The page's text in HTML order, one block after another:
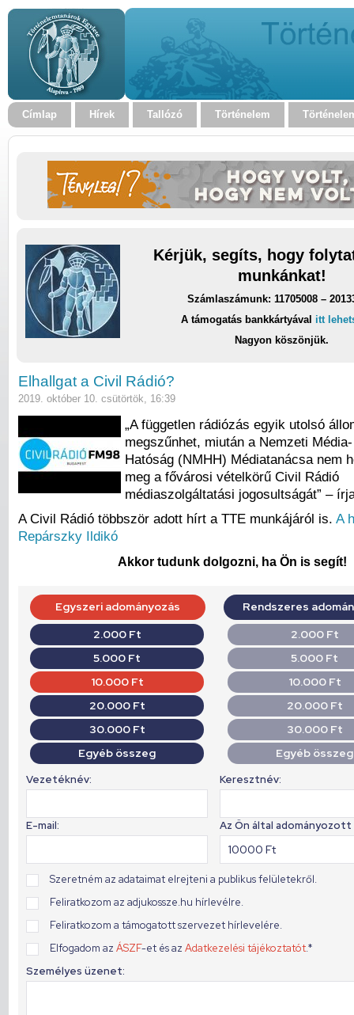
Címlap Hírek Tallózó Történelem
Kérjük, segíts, hogy
munkánkat!
Számlaszámunk: 11705008 –
A támogatás bankkártyával itt
Nagyon köszönjük.
Elhallgat a Civil Rádió?
2019. október 10. csütörtök, 16:39
„A független rádiózás egyik utolsó
megszűnhet, miután a Nemzeti
Hatóság (NMHH) Médiatanácsa nem
meg a fővárosi vételkörű Civil Rádió
médiaszolgáltatási jogosultságát” –
A Civil Rádió többször adott hírt a TTE munkájáról is. A
Repárszky Ildikó
Akkor tudunk dolgozni, ha Ön is segít!